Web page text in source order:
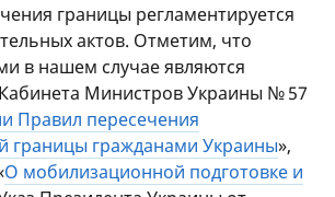
границы регламентируется
актов. Отметим, что
в нашем случае являются
Министров Украины № 57
Правил пересечения
границы гражданами Украины»,
О мобилизационной подготовке и